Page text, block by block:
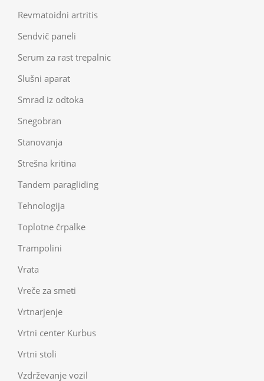
Revmatoidni artritis
Sendvič paneli
Serum za rast trepalnic
Slušni aparat
Smrad iz odtoka
Snegobran
Stanovanja
Strešna kritina
Tandem paragliding
Tehnologija
Toplotne črpalke
Trampolini
Vrata
Vreče za smeti
Vrtnarjenje
Vrtni center Kurbus
Vrtni stoli
Vzdrževanje vozil